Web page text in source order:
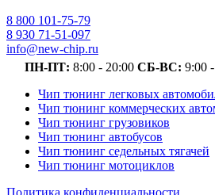
8 800 101-75-79
8 930 71-51-097
info@new-chip.ru
ПН-ПТ: 8:00 - 20:00 СБ-ВС: 9:00
Чип тюнинг легковых
Чип тюнинг коммерческих
Чип тюнинг грузовиков
Чип тюнинг автобусов
Чип тюнинг седельных тягачей
Чип тюнинг мотоциклов
Политика конфиденциальности